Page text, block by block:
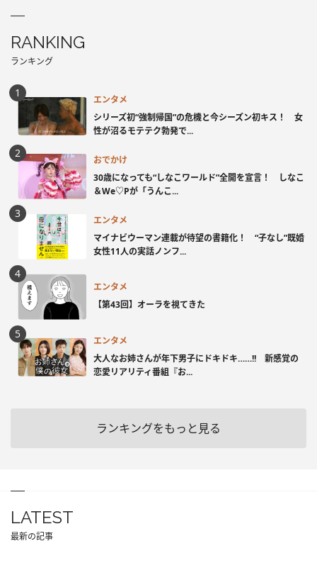
RANKING
ランキング
エンタメ
シリーズ初“強制帰国”の危機と今シーズン初キス！ 女
性が沼るモテテク勃発で...
おでかけ
30歳になっても“しなこワールド”全開を宣言！ しなこ
＆We♡Pが「うんこ...
エンタメ
マイナビウーマン連載が待望の書籍化！ “子なし”既婚
女性11人の実話ノンフ...
エンタメ
【第43回】オーラを視てきた
エンタメ
大人なお姉さんが年下男子にドキドキ……!! 新感覚の
恋愛リアリティ番組『お...
ランキングをもっと見る
LATEST
最新の記事